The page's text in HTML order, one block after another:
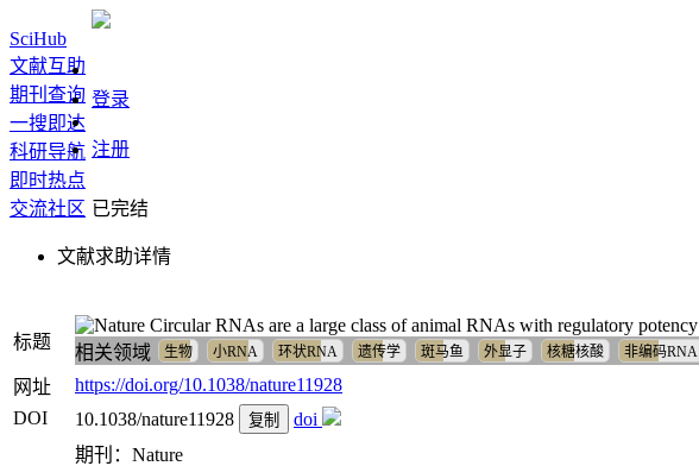
SciHub
文献互助
期刊查询
一搜即达
科研导航
即时热点
交流社区
登录
注册
已完结
文献求助详情
标题
Circular RNAs are a large class of animal RNAs with regulatory potency
相关领域
生物 小RNA 环状RNA 遗传学 斑马鱼 外显子 核糖核酸 非编码RNA
网址
https://doi.org/10.1038/nature11928
DOI
10.1038/nature11928 复制 doi
期刊：Nature